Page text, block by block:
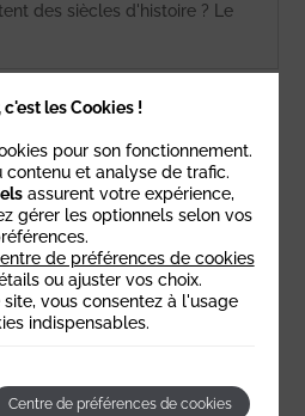
des siècles d'histoire ? Le
c'est les Cookies !
pour son fonctionnement.
contenu et analyse de trafic.
assurent votre expérience,
gérer les optionnels selon vos
de préférences de cookies
ou ajuster vos choix.
vous consentez à l'usage
indispensables.
Centre de préférences de cookies